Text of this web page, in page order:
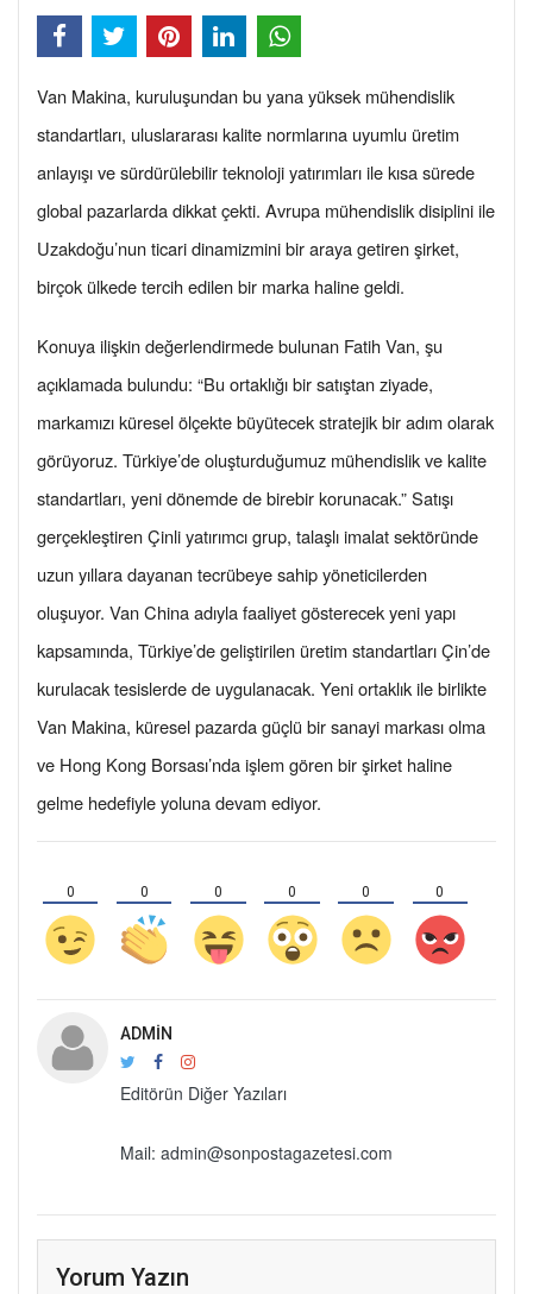
Van Makina, kuruluşundan bu yana yüksek mühendislik
standartları, uluslararası kalite normlarına uyumlu üretim
anlayışı ve sürdürülebilir teknoloji yatırımları ile kısa sürede
global pazarlarda dikkat çekti. Avrupa mühendislik disiplini ile
Uzakdoğu’nun ticari dinamizmini bir araya getiren şirket,
birçok ülkede tercih edilen bir marka haline geldi.
Konuya ilişkin değerlendirmede bulunan Fatih Van, şu
açıklamada bulundu: “Bu ortaklığı bir satıştan ziyade,
markamızı küresel ölçekte büyütecek stratejik bir adım olarak
görüyoruz. Türkiye’de oluşturduğumuz mühendislik ve kalite
standartları, yeni dönemde de birebir korunacak.” Satışı
gerçekleştiren Çinli yatırımcı grup, talaşlı imalat sektöründe
uzun yıllara dayanan tecrübeye sahip yöneticilerden
oluşuyor. Van China adıyla faaliyet gösterecek yeni yapı
kapsamında, Türkiye’de geliştirilen üretim standartları Çin’de
kurulacak tesislerde de uygulanacak. Yeni ortaklık ile birlikte
Van Makina, küresel pazarda güçlü bir sanayi markası olma
ve Hong Kong Borsası’nda işlem gören bir şirket haline
gelme hedefiyle yoluna devam ediyor.
0 0 0 0 0 0
ADMIN
Editörün Diğer Yazıları
Mail: admin@sonpostagazetesi.com
Yorum Yazın